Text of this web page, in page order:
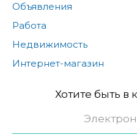
Объявления
Работа
Недвижимость
Интернет-магазин
Хотите быть в